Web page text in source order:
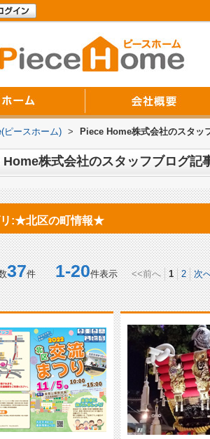
ピースホーム) > Piece Home株式会社のスタ
Home株式会社のスタッフブログ
リ:★北区の町情報★
37件1-20件表示 <<前へ 1 2 次